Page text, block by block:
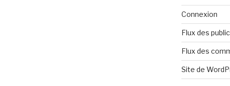
Connexion
Flux des
Flux des
Site de